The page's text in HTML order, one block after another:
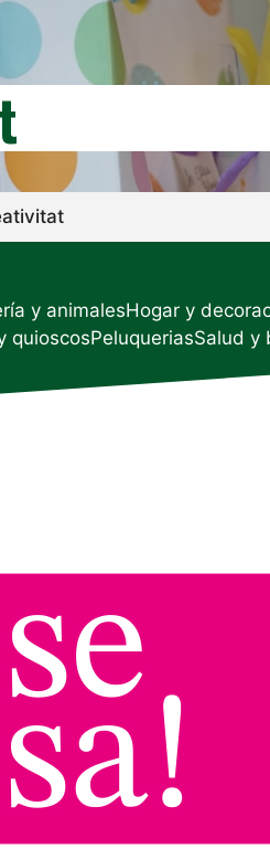
y animalesHogar y
quioscosPeluqueriasSalud y